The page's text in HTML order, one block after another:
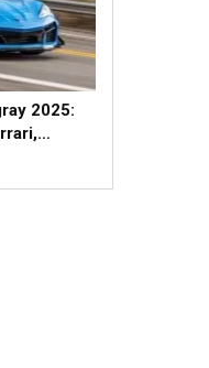
2025: